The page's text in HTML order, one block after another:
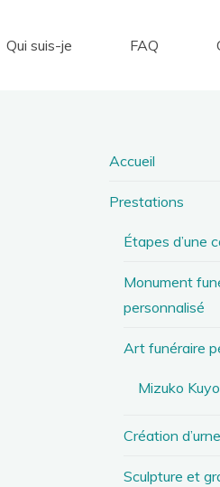
Qui suis-je FAQ
Accueil
Prestations
Étapes d’une
Monument
personnalisé
Art funéraire
Mizuko Kuyo
Création
Sculpture et